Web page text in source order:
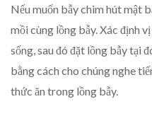
Nếu muốn bẫy chim hút mật
mồi cùng lồng bẫy. Xác định
sống, sau đó đặt lồng bẫy tại
bằng cách cho chúng nghe
thức ăn trong lồng bẫy.